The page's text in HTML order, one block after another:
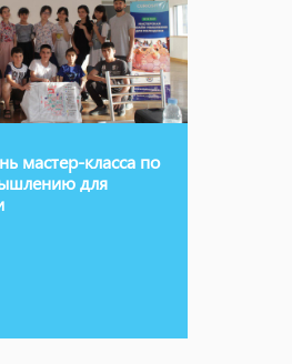
мастер-класса по
для